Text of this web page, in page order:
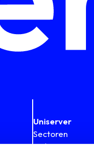
Uniserver
Sectoren